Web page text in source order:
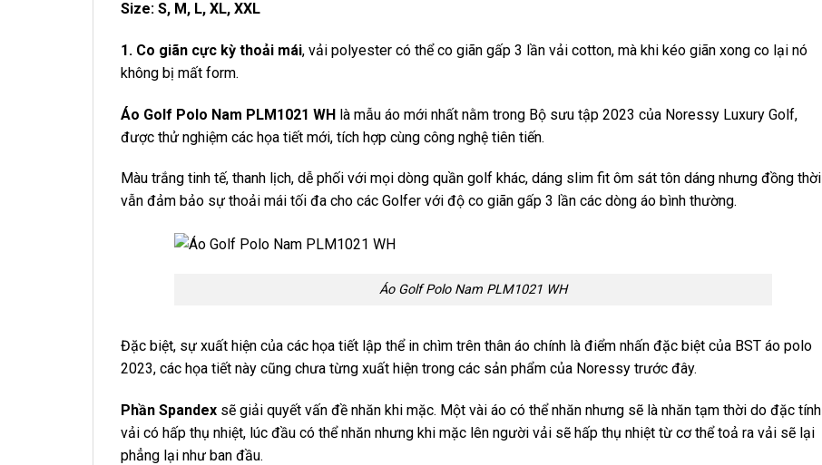
Size: S, M, L, XL, XXL
1. Co giãn cực kỳ thoải mái, vải polyester có thể co giãn gấp 3 lần vải cotton, mà khi kéo giãn xong co lại nó
không bị mất form.
Áo Golf Polo Nam PLM1021 WH là mẫu áo mới nhất nằm trong Bộ sưu tập 2023 của Noressy Luxury Golf,
được thử nghiệm các họa tiết mới, tích hợp cùng công nghệ tiên tiến.
Màu trắng tinh tế, thanh lịch, dễ phối với mọi dòng quần golf khác, dáng slim fit ôm sát tôn dáng nhưng đồng thời
vẫn đảm bảo sự thoải mái tối đa cho các Golfer với độ co giãn gấp 3 lần các dòng áo bình thường.
Áo Golf Polo Nam PLM1021 WH
Đặc biệt, sự xuất hiện của các họa tiết lập thể in chìm trên thân áo chính là điểm nhấn đặc biệt của BST áo polo
2023, các họa tiết này cũng chưa từng xuất hiện trong các sản phẩm của Noressy trước đây.
Phần Spandex sẽ giải quyết vấn đề nhăn khi mặc. Một vài áo có thể nhăn nhưng sẽ là nhăn tạm thời do đặc tính
vải có hấp thụ nhiệt, lúc đầu có thể nhăn nhưng khi mặc lên người vải sẽ hấp thụ nhiệt từ cơ thể toả ra vải sẽ lại
phẳng lại như ban đầu.